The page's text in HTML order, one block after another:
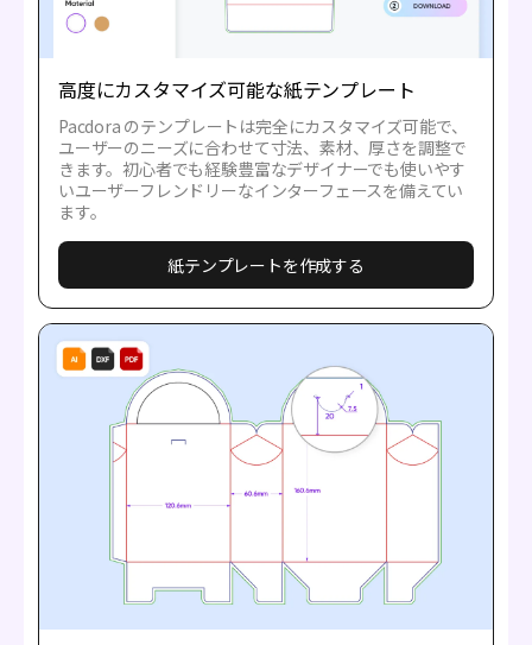
高度にカスタマイズ可能な紙テンプレート
Pacdora のテンプレートは完全にカスタマイズ可能で、
ユーザーのニーズに合わせて寸法、素材、厚さを調整で
きます。初心者でも経験豊富なデザイナーでも使いやす
いユーザーフレンドリーなインターフェースを備えてい
ます。
紙テンプレートを作成する